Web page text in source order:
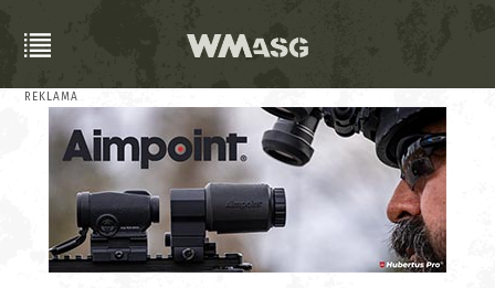
REKLAMA